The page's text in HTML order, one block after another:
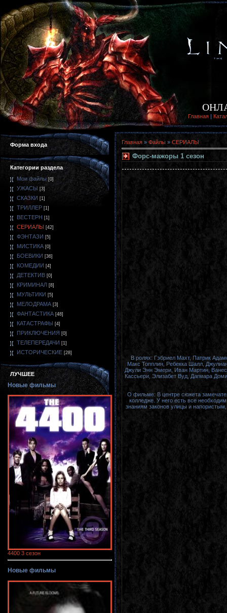
Главная |
Форма входа
Категории раздела
Мои файлы [0]
УЖАСЫ [3]
СКАЗКИ [1]
ТРИЛЛЕР [1]
ВЕСТЕРН [1]
СЕРИАЛЫ [42]
ФЭНТАЗИ [5]
МИСТИКА [0]
БОЕВИКИ [36]
КОМЕДИИ [4]
ДЕТЕКТИВ [0]
КРИМИНАЛ [8]
МУЛЬТИКИ [5]
МЕЛОДРАМА [3]
ФАНТАСТИКА [48]
КАТАСТРАФЫ [4]
ПРИКЛЮЧЕНИЯ [0]
ТЕЛЕПЕРЕДАЧИ [1]
ИСТОРИЧЕСКИЕ [28]
ЛУЧШЕЕ
Новые фильмы
4400 3 сезон
Новые фильмы
Главная » Файлы » СЕРИАЛЫ
Форс-мажоры 1 сезон
В ролях: Гэбриел Махт, Патрик
Макс Топплин, Ребекка Шалл,
Джули Энн Эмери, Иван Мартин,
Кассьери, Элизабет Вуд, Дагмара
О фильме: В центре сюжета
колледже. У него есть все
знаниям законов улицы и